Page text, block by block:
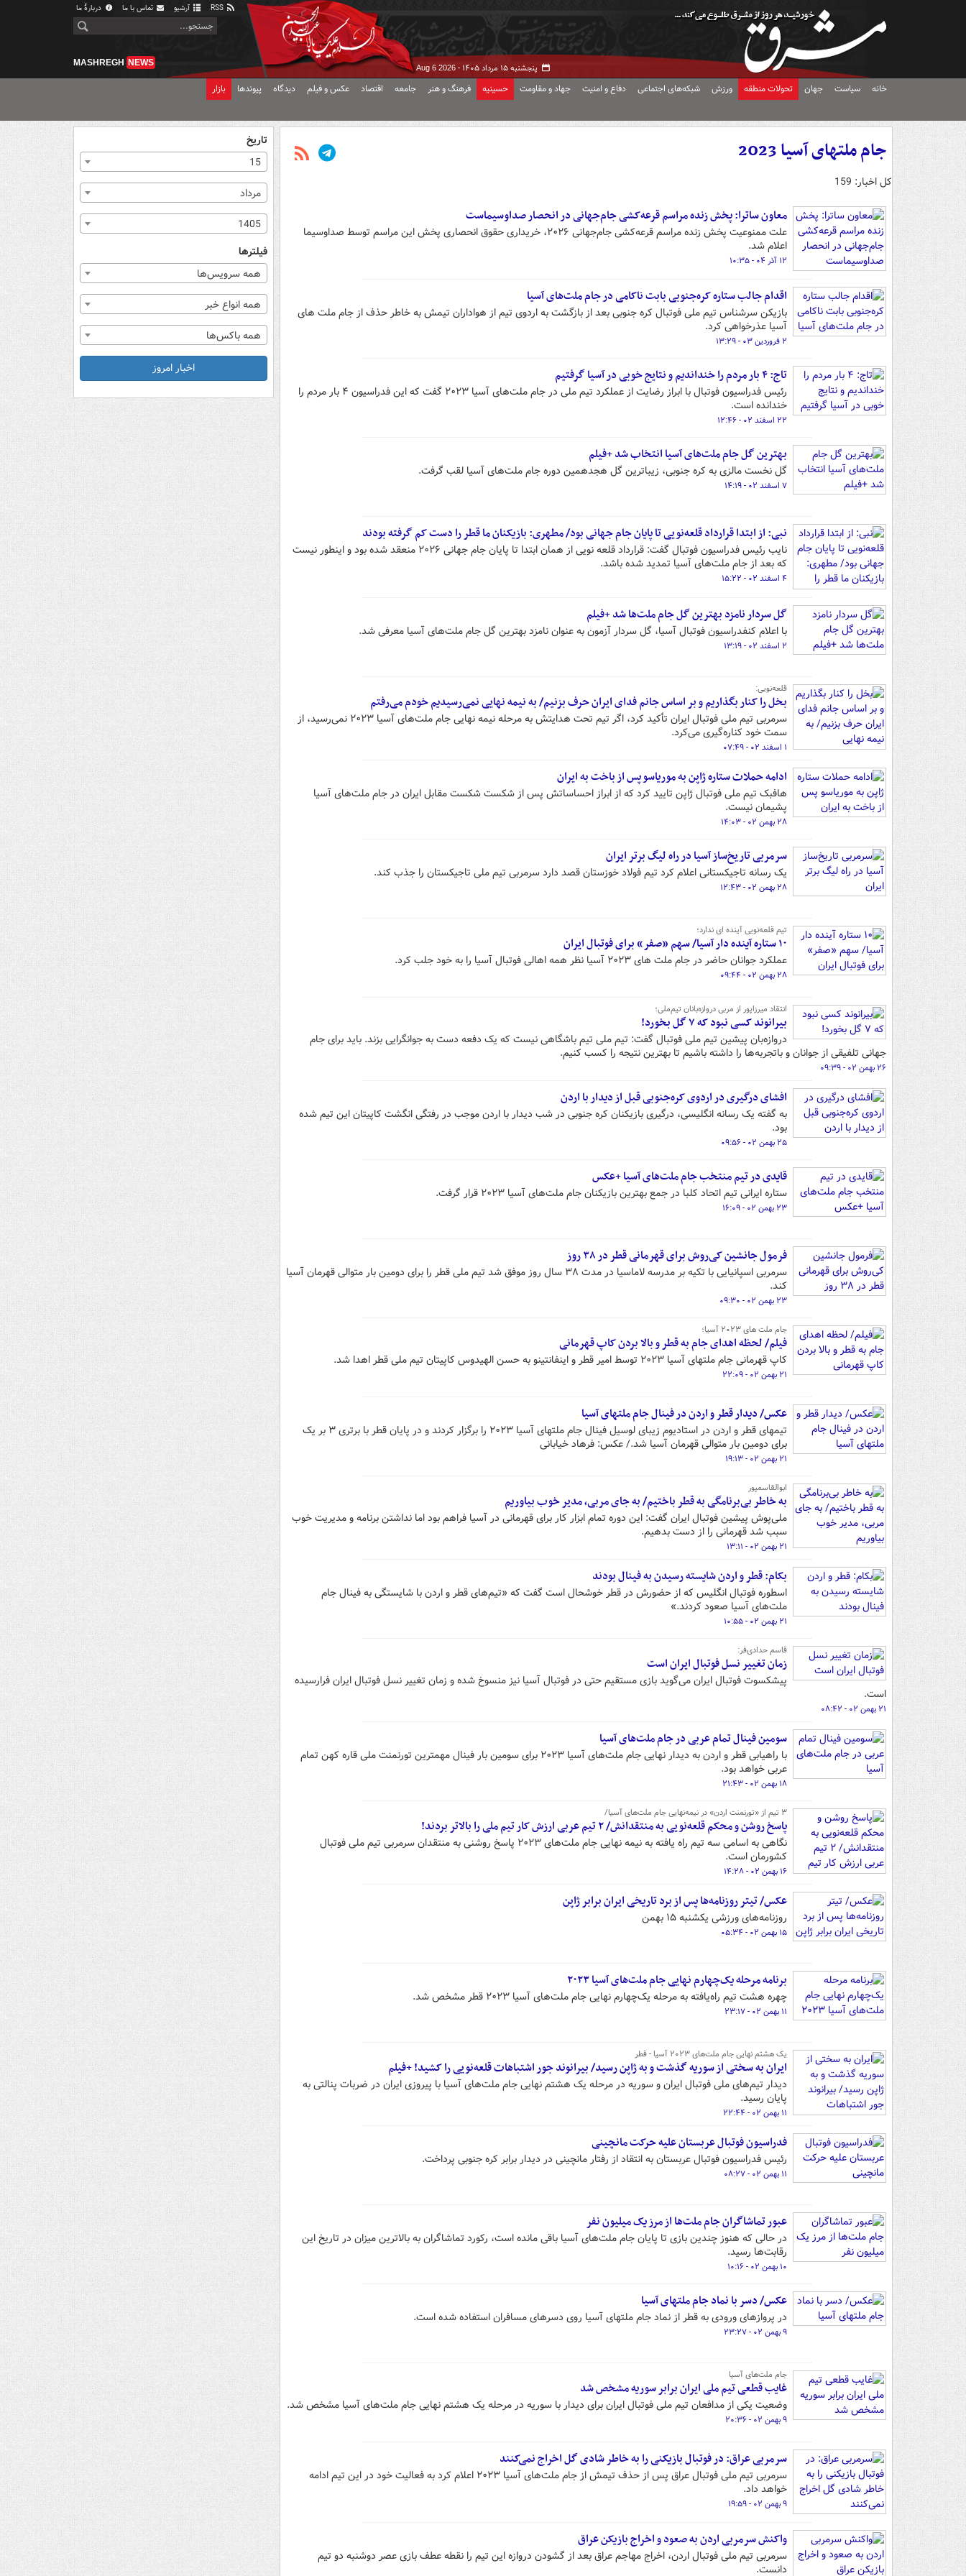
آرشیو تماس با ما دربارهٔ ما
پنجشنبه ۱۵ مرداد ۱۴۰۵ - Aug 6 2026
MASHREGH NEWS
خانه سیاست جهان تحولات منطقه ورزش شبکه‌های اجتماعی دفاع و امنیت جهاد و مقاومت حسینیه فرهنگ و هنر جامعه اقتصاد عکس و فیلم دیدگاه پیوندها بازار
جام ملتهای آسیا 2023
کل اخبار: 159
معاون ساترا: پخش زنده مراسم قرعه‌کشی جام‌جهانی در انحصار صداوسیماست
علت ممنوعیت پخش زنده مراسم قرعه‌کشی جام‌جهانی ۲۰۲۶، خریداری حقوق انحصاری پخش این مراسم توسط صداوسیما
اعلام شد.
۱۲ آذر ۰۴ - ۱۰:۳۵
اقدام جالب ستاره کره‌جنوبی بابت ناکامی در جام ملت‌های آسیا
بازیکن سرشناس تیم ملی فوتبال کره جنوبی بعد از بازگشت به اردوی تیم از هواداران تیمش به خاطر حذف از جام ملت های
آسیا عذرخواهی کرد.
۲ فروردین ۰۳ - ۱۳:۲۹
تاج: ۴ بار مردم را خنداندیم و نتایج خوبی در آسیا گرفتیم
رئیس فدراسیون فوتبال با ابراز رضایت از عملکرد تیم ملی در جام ملت‌های آسیا ۲۰۲۳ گفت که این فدراسیون ۴ بار مردم را
خندانده است.
۲۲ اسفند ۰۲ - ۱۲:۴۶
بهترین گل جام ملت‌های آسیا انتخاب شد +فیلم
گل نخست مالزی به کره جنوبی، زیباترین گل هجدهمین دوره جام ملت‌های آسیا لقب گرفت.
۷ اسفند ۰۲ - ۱۴:۱۹
نبی: از ابتدا قرارداد قلعه‌نویی تا پایان جام جهانی بود/ مطهری: بازیکنان ما قطر را دست کم گرفته بودند
نایب رئیس فدراسیون فوتبال گفت: قرارداد قلعه نویی از همان ابتدا تا پایان جام جهانی ۲۰۲۶ منعقد شده بود و اینطور نیست
که بعد از جام ملت‌های آسیا تمدید شده باشد.
۴ اسفند ۰۲ - ۱۵:۲۲
گل سردار نامزد بهترین گل جام ملت‌ها شد +فیلم
با اعلام کنفدراسیون فوتبال آسیا، گل سردار آزمون به عنوان نامزد بهترین گل جام ملت‌های آسیا معرفی شد.
۲ اسفند ۰۲ - ۱۳:۱۹
قلعه‌نویی:
بخل را کنار بگذاریم و بر اساس جانم فدای ایران حرف بزنیم/ به نیمه نهایی نمی‌رسیدیم خودم می‌رفتم
سرمربی تیم ملی فوتبال ایران تأکید کرد، اگر تیم تحت هدایتش به مرحله نیمه نهایی جام ملت‌های آسیا ۲۰۲۳ نمی‌رسید، از
سمت خود کناره‌گیری می‌کرد.
۱ اسفند ۰۲ - ۰۷:۴۹
ادامه حملات ستاره ژاپن به موریاسو پس از باخت به ایران
هافبک تیم ملی فوتبال ژاپن تایید کرد که از ابراز احساساتش پس از شکست شکست مقابل ایران در جام ملت‌های آسیا
پشیمان نیست.
۲۸ بهمن ۰۲ - ۱۴:۰۳
سرمربی تاریخ‌ساز آسیا در راه لیگ برتر ایران
یک رسانه تاجیکستانی اعلام کرد تیم فولاد خوزستان قصد دارد سرمربی تیم ملی تاجیکستان را جذب کند.
۲۸ بهمن ۰۲ - ۱۲:۴۳
تیم قلعه‌نویی آینده ای ندارد؛
۱۰ ستاره آینده دار آسیا/ سهم «صفر» برای فوتبال ایران
عملکرد جوانان حاضر در جام ملت های ۲۰۲۳ آسیا نظر همه اهالی فوتبال آسیا را به خود جلب کرد.
۲۸ بهمن ۰۲ - ۰۹:۴۴
انتقاد میرزاپور از مربی دروازه‌بانان تیم‌ملی؛
بیرانوند کسی نبود که ۷ گل بخورد!
دروازه‌بان پیشین تیم ملی فوتبال گفت: تیم ملی تیم باشگاهی نیست که یک دفعه دست به جوانگرایی بزند. باید برای جام
جهانی تلفیقی از جوانان و باتجربه‌ها را داشته باشیم تا بهترین نتیجه را کسب کنیم.
۲۶ بهمن ۰۲ - ۰۹:۳۹
افشای درگیری در اردوی کره‌جنوبی قبل از دیدار با اردن
به گفته یک رسانه انگلیسی، درگیری بازیکنان کره جنوبی در شب دیدار با اردن موجب در رفتگی انگشت کاپیتان این تیم شده
بود.
۲۵ بهمن ۰۲ - ۰۹:۵۶
قایدی در تیم منتخب جام ملت‌های آسیا +عکس
ستاره ایرانی تیم اتحاد کلبا در جمع بهترین بازیکنان جام ملت‌های آسیا ۲۰۲۳ قرار گرفت.
۲۳ بهمن ۰۲ - ۱۶:۰۹
فرمول جانشین کی‌روش برای قهرمانی قطر در ۳۸ روز
سرمربی اسپانیایی با تکیه بر مدرسه لاماسیا در مدت ۳۸ سال روز موفق شد تیم ملی قطر را برای دومین بار متوالی قهرمان آسیا
کند.
۲۳ بهمن ۰۲ - ۰۹:۳۰
جام ملت های ۲۰۲۳ آسیا؛
فیلم/ لحظه اهدای جام به قطر و بالا بردن کاپ قهرمانی
کاپ قهرمانی جام ملتهای آسیا ۲۰۲۳ توسط امیر قطر و اینفانتینو به حسن الهیدوس کاپیتان تیم ملی قطر اهدا شد.
۲۱ بهمن ۰۲ - ۲۲:۰۹
عکس/ دیدار قطر و اردن در فینال جام ملتهای آسیا
تیمهای قطر و اردن در استادیوم زیبای لوسیل فینال جام ملتهای آسیا ۲۰۲۳ را برگزار کردند و در پایان قطر با برتری ۳ بر یک
برای دومین بار متوالی قهرمان آسیا شد./ عکس: فرهاد خیابانی
۲۱ بهمن ۰۲ - ۱۹:۱۳
ابوالقاسمپور
به خاطر بی‌برنامگی به قطر باختیم/ به جای مربی، مدیر خوب بیاوریم
ملی‌پوش پیشین فوتبال ایران گفت: این دوره تمام ابزار کار برای قهرمانی در آسیا فراهم بود اما نداشتن برنامه و مدیریت خوب
سبب شد قهرمانی را از دست بدهیم.
۲۱ بهمن ۰۲ - ۱۳:۱۱
بکام: قطر و اردن شایسته رسیدن به فینال بودند
اسطوره فوتبال انگلیس که از حضورش در قطر خوشحال است گفت که «تیم‌های قطر و اردن با شایستگی به فینال جام
ملت‌های آسیا صعود کردند.»
۲۱ بهمن ۰۲ - ۱۰:۵۵
قاسم حدادی‌فر:
زمان تغییر نسل فوتبال ایران است
پیشکسوت فوتبال ایران می‌گوید بازی مستقیم حتی در فوتبال آسیا نیز منسوخ شده و زمان تغییر نسل فوتبال ایران فرارسیده
است.
۲۱ بهمن ۰۲ - ۰۸:۴۲
سومین فینال تمام عربی در جام ملت‌های آسیا
با راهیابی قطر و اردن به دیدار نهایی جام ملت‌های آسیا ۲۰۲۳ برای سومین بار فینال مهمترین تورنمنت ملی قاره کهن تمام
عربی خواهد بود.
۱۸ بهمن ۰۲ - ۲۱:۴۳
۳ تیم از «تورنمنت اردن» در نیمه‌نهایی جام ملت‌های آسیا/
پاسخ روشن و محکم قلعه‌نویی به منتقدانش/ ۲ تیم عربی ارزش کار تیم ملی را بالاتر بردند!
نگاهی به اسامی سه تیم راه یافته به نیمه نهایی جام ملت‌های ۲۰۲۳ پاسخ روشنی به منتقدان سرمربی تیم ملی فوتبال
کشورمان است.
۱۶ بهمن ۰۲ - ۱۴:۲۸
عکس/ تیتر روزنامه‌ها پس از برد تاریخی ایران برابر ژاپن
روزنامه‌های ورزشی یکشنبه ۱۵ بهمن
۱۵ بهمن ۰۲ - ۰۵:۳۴
برنامه مرحله یک‌چهارم نهایی جام ملت‌های آسیا ۲۰۲۳
چهره هشت تیم راه‌یافته به مرحله یک‌چهارم نهایی جام ملت‌های آسیا ۲۰۲۳ قطر مشخص شد.
۱۱ بهمن ۰۲ - ۲۳:۱۷
یک هشتم نهایی جام ملت‌های ۲۰۲۳ آسیا - قطر
ایران به سختی از سوریه گذشت و به ژاپن رسید/ بیرانوند جور اشتباهات قلعه‌نویی را کشید! +فیلم
دیدار تیم‌های ملی فوتبال ایران و سوریه در مرحله یک هشتم نهایی جام ملت‌های آسیا با پیروزی ایران در ضربات پنالتی به
پایان رسید.
۱۱ بهمن ۰۲ - ۲۲:۴۴
فدراسیون فوتبال عربستان علیه حرکت مانچینی
رئیس فدراسیون فوتبال عربستان به انتقاد از رفتار مانچینی در دیدار برابر کره جنوبی پرداخت.
۱۱ بهمن ۰۲ - ۰۸:۲۷
عبور تماشاگران جام ملت‌ها از مرز یک میلیون نفر
در حالی که هنوز چندین بازی تا پایان جام ملت‌های آسیا باقی مانده است، رکورد تماشاگران به بالاترین میزان در تاریخ این
رقابت‌ها رسید.
۱۰ بهمن ۰۲ - ۱۰:۱۶
عکس/ دسر با نماد جام ملتهای آسیا
در پروازهای ورودی به قطر از نماد جام ملتهای آسیا روی دسرهای مسافران استفاده شده است.
۹ بهمن ۰۲ - ۲۳:۲۷
جام ملت‌های آسیا
غایب قطعی تیم ملی ایران برابر سوریه مشخص شد
وضعیت یکی از مدافعان تیم ملی فوتبال ایران برای دیدار با سوریه در مرحله یک هشتم نهایی جام ملت‌های آسیا مشخص شد.
۹ بهمن ۰۲ - ۲۰:۳۶
سرمربی عراق: در فوتبال بازیکنی را به خاطر شادی گل اخراج نمی‌کنند
سرمربی تیم ملی فوتبال عراق پس از حذف تیمش از جام ملت‌های آسیا ۲۰۲۳ اعلام کرد به فعالیت خود در این تیم ادامه
خواهد داد.
۹ بهمن ۰۲ - ۱۹:۵۹
واکنش سرمربی اردن به صعود و اخراج بازیکن عراق
سرمربی تیم ملی فوتبال اردن، اخراج مهاجم عراق بعد از گشودن دروازه این تیم را نقطه عطف بازی عصر دوشنبه دو تیم
دانست.
تاریخ
15
مرداد
1405
فیلترها
همه سرویس‌ها
همه انواع خبر
همه باکس‌ها
اخبار امروز